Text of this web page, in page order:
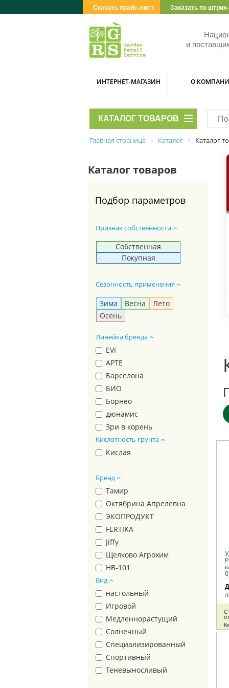
Скачать прайс-лист Заказать по
и
ИНТЕРНЕТ-МАГАЗИН О
КАТАЛОГ ТОВАРОВ
Главная страница Каталог Каталог
Каталог товаров
Подбор параметров
Сезонность применения
Зима Весна
Лето
Осень
Линейка бренда
EVI
АРТЕ
Барселона
БИО
Борнео
дюнамис
Зри в корень
КРЕПЫШ
лондон
МАЛЫШОК
Родничок
Сирень
Трапеция
Треугольник
Фаско 5М
ФАСКО БИО
Фиджи
Цветочное счастье
Признак собственности
Собственная
Покупная
Кислотность грунта
Кислая
Бренд
Тамир
Октябрина Апрелевна
ЭКОПРОДУКТ
FERTIKA
Jiffy
Щелково Агрохим
HB-101
ИнГрин
Эко Стандарт
Чистая Энергия
Ависта
Эвис
Террасол
Огородник®
Полипласт
Вид
настольный
Игровой
Медленнорастущий
Солнечный
Специализированный
Спортивный
Теневыносливый